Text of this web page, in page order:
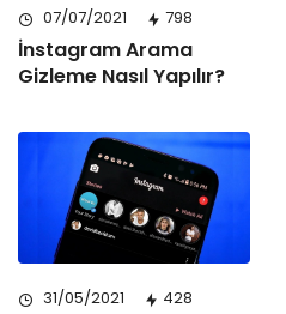
07/07/2021 798
İnstagram Arama
Gizleme Nasıl Yapılır?
31/05/2021 428